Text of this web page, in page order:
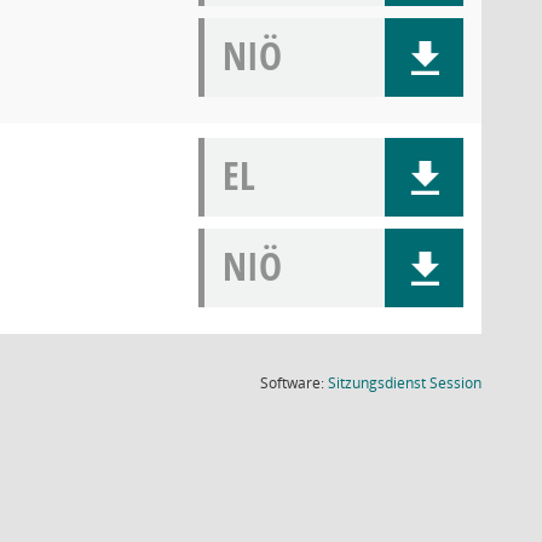
NIÖ
EL
NIÖ
Software:SitzungsdienstSession(Wird in